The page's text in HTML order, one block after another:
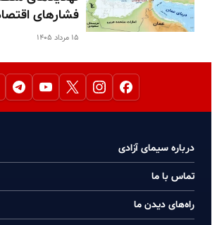
فشارهای
۱۵ مرداد ۱۴۰۵
درباره سیمای آزادی
تماس با ما
راه‌های دیدن ما